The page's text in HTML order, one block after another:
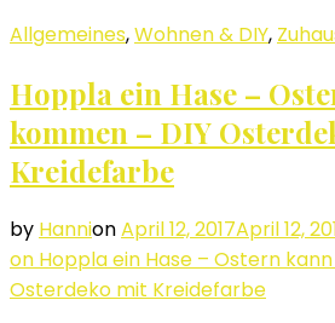
Allgemeines,Wohnen & DIY,
Hoppla ein Hase –
kommen – DIY
Kreidefarbe
by HannionApril 12, 2017April 12,
on Hoppla ein Hase – Ostern
Osterdeko mit Kreidefarbe